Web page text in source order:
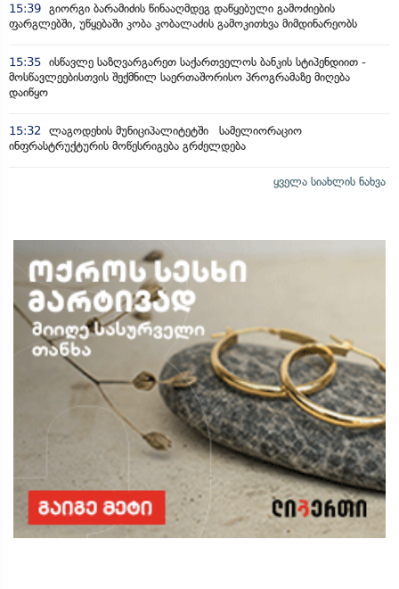
15:39 გიორგი ბარამიძის წინააღმდეგ დაწყებული გამოძიების
ფარგლებში, უწყებაში კობა კობალაძის გამოკითხვა მიმდინარეობს
15:35 ისწავლე საზღვარგარეთ საქართველოს ბანკის სტიპენდიით -
მოსწავლეებისთვის შექმნილ საერთაშორისო პროგრამაზე მიღება
დაიწყო
15:32
ლაგოდეხის მუნიციპალიტეტში სამელიორაციო
ინფრასტრუქტურის მოწესრიგება გრძელდება
ყველა სიახლის ნახვა